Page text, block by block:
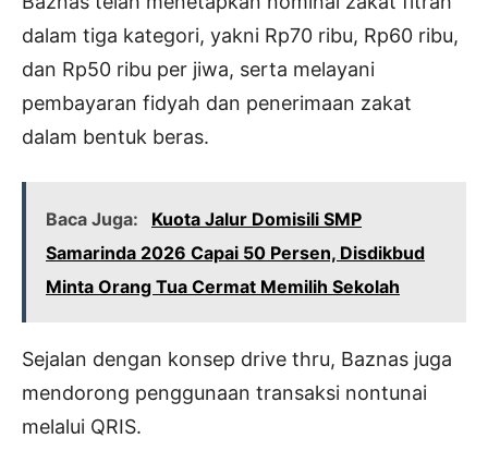
dalam tiga kategori, yakni Rp70 ribu, Rp60 ribu,
dan Rp50 ribu per jiwa, serta melayani
pembayaran fidyah dan penerimaan zakat
dalam bentuk beras.
Baca Juga:
Kuota Jalur Domisili SMP
Samarinda 2026 Capai 50 Persen, Disdikbud
Minta Orang Tua Cermat Memilih Sekolah
Sejalan dengan konsep drive thru, Baznas juga
mendorong penggunaan transaksi nontunai
melalui QRIS.